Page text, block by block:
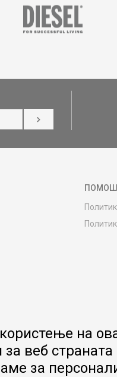
НАЈАВИ СЕ
ПОМОШ
Product
FAQs
на
веб
за